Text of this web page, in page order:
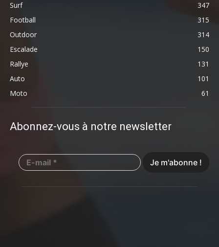
Surf
347
Football
315
Outdoor
314
Escalade
150
Rallye
131
Auto
101
Moto
61
Abonnez-vous à notre newsletter